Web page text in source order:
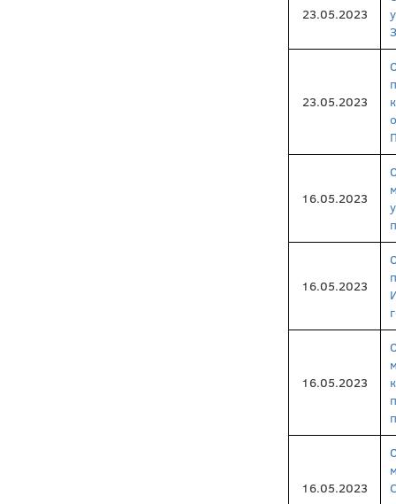
23.05.2023
23.05.2023
16.05.2023
16.05.2023
16.05.2023
16.05.2023